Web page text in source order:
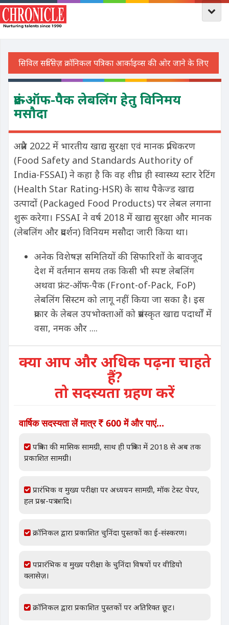
फ्रंट-ऑफ-पैक लेबलिंग हेतु विनिमय
मसौदा
अप्रैल 2022 में भारतीय खाद्य सुरक्षा एवं मानक प्राधिकरण
(Food Safety and Standards Authority of
India-FSSAI) ने कहा है कि वह शीघ्र ही स्वास्थ्य स्टार रेटिंग
(Health Star Rating-HSR) के साथ पैकेज्ड खाद्य
उत्पादों (Packaged Food Products) पर लेबल लगाना
शुरू करेगा। FSSAI ने वर्ष 2018 में खाद्य सुरक्षा और मानक
(लेबलिंग और प्रदर्शन) विनियम मसौदा जारी किया था।
अनेक विशेषज्ञ समितियों की सिफारिशों के बावजूद
देश में वर्तमान समय तक किसी भी स्पष्ट लेबलिंग
अथवा फ्रंट-ऑफ-पैक (Front-of-Pack, FoP)
लेबलिंग सिस्टम को लागू नहीं किया जा सका है। इस
प्रकार के लेबल उपभोक्ताओं को प्रसंस्कृत खाद्य पदार्थों में
वसा, नमक और ....
क्या आप और अधिक पढ़ना चाहते
हैं?
तो सदस्यता ग्रहण करें
वार्षिक सदस्यता लें मात्र 600 में और पाएं...
पत्रिका की मासिक सामग्री, साथ ही पत्रिका में 2018 से अब तक
प्रकाशित सामग्री।
प्रारंभिक व मुख्य परीक्षा पर अध्ययन सामग्री, मॉक टेस्ट पेपर,
हल प्रश्न-पत्र आदि।
क्रॉनिकल द्वारा प्रकाशित चुनिंदा पुस्तकों का ई-संस्करण।
पप्रारंभिक व मुख्य परीक्षा के चुनिंदा विषयों पर वीडियो
क्लासेज़।
क्रॉनिकल द्वारा प्रकाशित पुस्तकों पर अतिरिक्त छूट।